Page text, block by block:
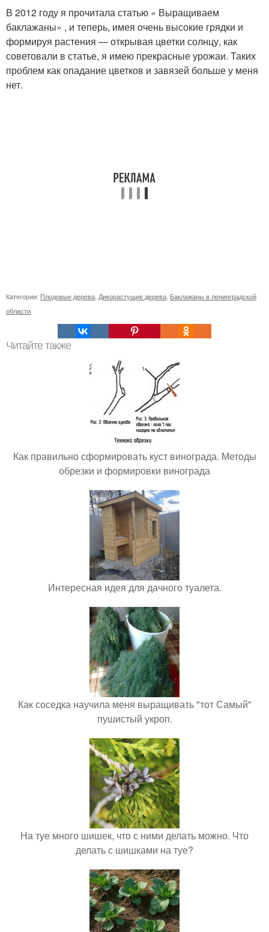
В 2012 году я прочитала статью « Выращиваем
баклажаны» , и теперь, имея очень высокие грядки и
формируя растения — открывая цветки солнцу, как
советовали в статье, я имею прекрасные урожаи. Таких
проблем как опадание цветков и завязей больше у меня
нет.
Категории: Плодовые дерева, Дикорастущие дерева, Баклажаны в ленинградской
области
Читайте также
Как правильно сформировать куст винограда. Методы
обрезки и формировки винограда
Интересная идея для дачного туалета.
Как соседка научила меня выращивать "тот Самый"
пушистый укроп.
На туе много шишек, что с ними делать можно. Что
делать с шишками на туе?